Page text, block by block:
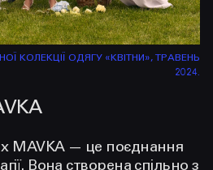
КОЛЕКЦІЇ ОДЯГУ «КВІТНИ», ТРАВЕНЬ
2024.
x MAVKA — це поєднання
Вона створена спільно з